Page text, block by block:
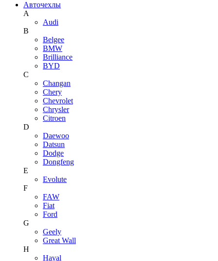
Авточехлы
A
Audi
B
Belgee
BMW
Brilliance
BYD
C
Changan
Chery
Chevrolet
Chrysler
Citroen
D
Daewoo
Datsun
Dodge
Dongfeng
E
Evolute
F
FAW
Fiat
Ford
G
Geely
Great Wall
H
Haval